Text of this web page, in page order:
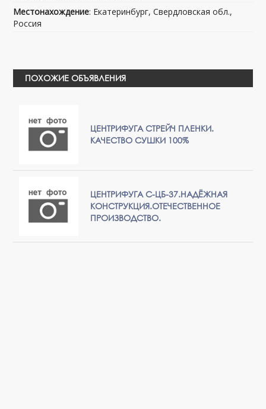
Местонахождение: Екатеринбург, Свердловская обл.,
Россия
ПОХОЖИЕ ОБЪЯВЛЕНИЯ
ЦЕНТРИФУГА СТРЕЙЧ ПЛЕНКИ.
КАЧЕСТВО СУШКИ 100%
ЦЕНТРИФУГА С-ЦБ-37.НАДЁЖНАЯ
КОНСТРУКЦИЯ.ОТЕЧЕСТВЕННОЕ
ПРОИЗВОДСТВО.